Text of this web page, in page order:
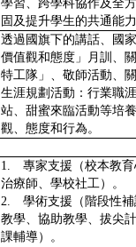
學習、跨學科協作及全
固及提升學生的共通能力
透過國旗下的講話、國
價值觀和態度」月訓、
特工隊」、敬師活動、
生涯規劃活動：行業職
站、甜蜜來臨活動等培
觀、態度和行為。
1. 專家支援（校本教育
治療師、學校社工）。
2. 學術支援（階段性補
教學、協助教學、拔尖
課輔導）。